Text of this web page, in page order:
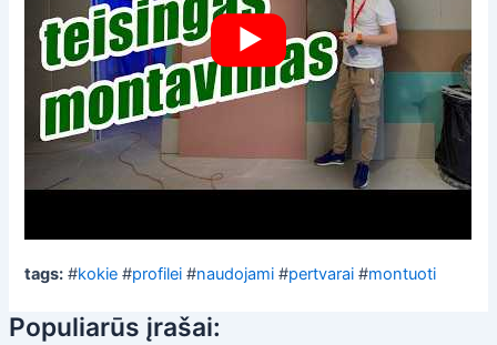
tags: #kokie #profilei #naudojami #pertvarai #montuoti
Populiarūs įrašai: